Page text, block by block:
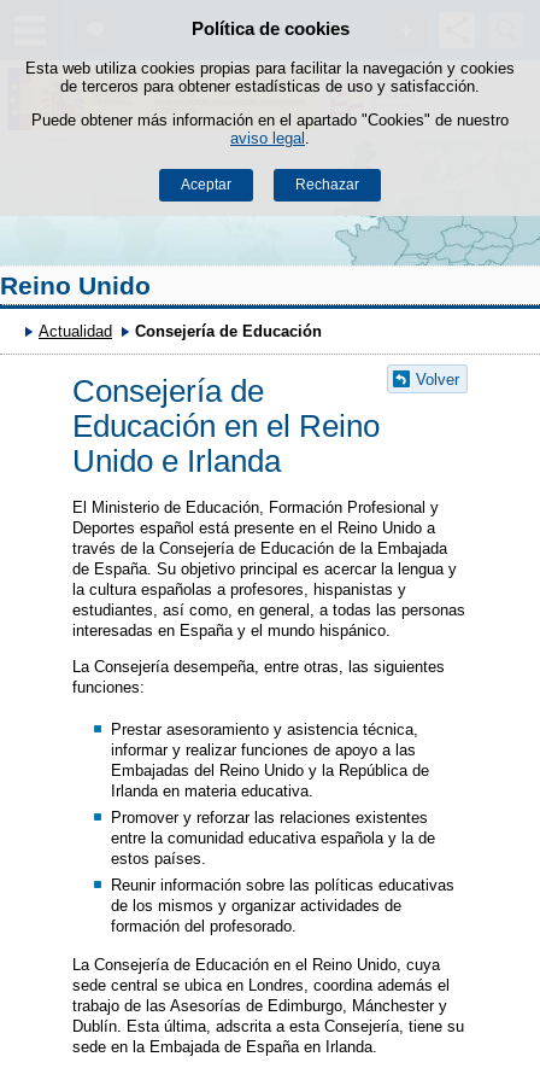
Política de cookies
Esta web utiliza cookies propias para facilitar la navegación y cookies
de terceros para obtener estadísticas de uso y satisfacción.
Puede obtener más información en el apartado "Cookies" de nuestro
aviso legal
Aceptar Rechazar
Saltar al contenido
Reino Unido
Actualidad Consejería de Educación
Volver
Consejería de
Educación en el Reino
Unido e Irlanda
El Ministerio de Educación, Formación Profesional y
Deportes español está presente en el Reino Unido a
través de la Consejería de Educación de la Embajada
de España. Su objetivo principal es acercar la lengua y
la cultura españolas a profesores, hispanistas y
estudiantes, así como, en general, a todas las personas
interesadas en España y el mundo hispánico.
La Consejería desempeña, entre otras, las siguientes
funciones:
Prestar asesoramiento y asistencia técnica,
informar y realizar funciones de apoyo a las
Embajadas del Reino Unido y la República de
Irlanda en materia educativa.
Promover y reforzar las relaciones existentes
entre la comunidad educativa española y la de
estos países.
Reunir información sobre las políticas educativas
de los mismos y organizar actividades de
formación del profesorado.
La Consejería de Educación en el Reino Unido, cuya
sede central se ubica en Londres, coordina además el
trabajo de las Asesorías de Edimburgo, Mánchester y
Dublín. Esta última, adscrita a esta Consejería, tiene su
sede en la Embajada de España en Irlanda.